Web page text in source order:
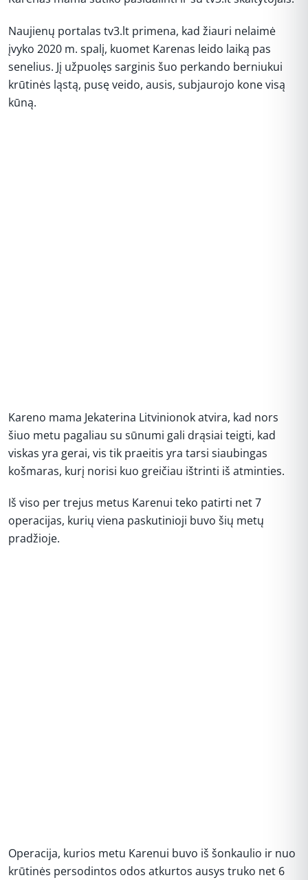
Naujienų portalas tv3.lt primena, kad žiauri nelaimė
įvyko 2020 m. spalį, kuomet Karenas leido laiką pas
senelius. Jį užpuolęs sarginis šuo perkando berniukui
krūtinės ląstą, pusę veido, ausis, subjaurojo kone visą
kūną.
Kareno mama Jekaterina Litvinionok atvira, kad nors
šiuo metu pagaliau su sūnumi gali drąsiai teigti, kad
viskas yra gerai, vis tik praeitis yra tarsi siaubingas
košmaras, kurį norisi kuo greičiau ištrinti iš atminties.
Iš viso per trejus metus Karenui teko patirti net 7
operacijas, kurių viena paskutinioji buvo šių metų
pradžioje.
Operacija, kurios metu Karenui buvo iš šonkaulio ir nuo
krūtinės persodintos odos atkurtos ausys truko net 6